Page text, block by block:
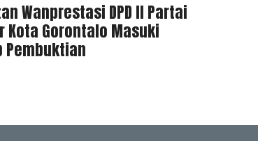
Wanprestasi DPD II Partai
Kota Gorontalo Masuki
Pembuktian